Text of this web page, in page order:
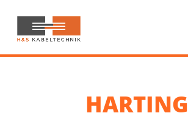
contenu
principal
H&S
Kabeltechnik
HARTING